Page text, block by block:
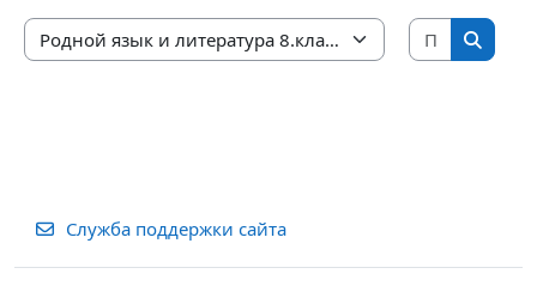
Категории курсов
Поиск
Поиск
Служба поддержки сайта